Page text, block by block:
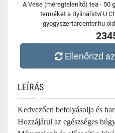
A Vese (méregtelenítő) tea - 50
terméket a Bylinářství U
gyogyszertarcenter.hu
Ellenőrizd
LEÍRÁS
Kedvezően befolyásolja és
Hozzájárul az egészséges